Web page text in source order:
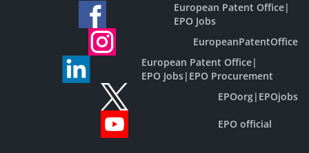
European Patent Office|
EPO Jobs
EuropeanPatentOffice
European Patent Office|
EPO Jobs| EPO Procurement
EPOorg| EPOjobs
EPO official